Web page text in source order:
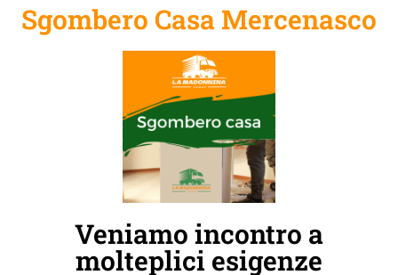
Sgombero Casa Mercenasco
Veniamo incontro a
molteplici esigenze